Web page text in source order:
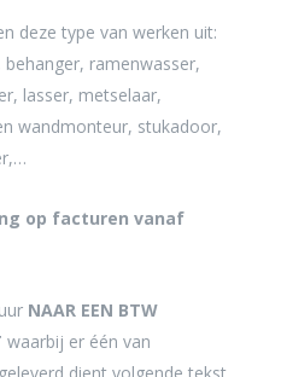
deze type van werken uit:
ramenwasser,
lasser, metselaar,
wandmonteur, stukadoor,
op facturen vanaf
NAAR EEN BTW
waarbij er één van
dient volgende tekst